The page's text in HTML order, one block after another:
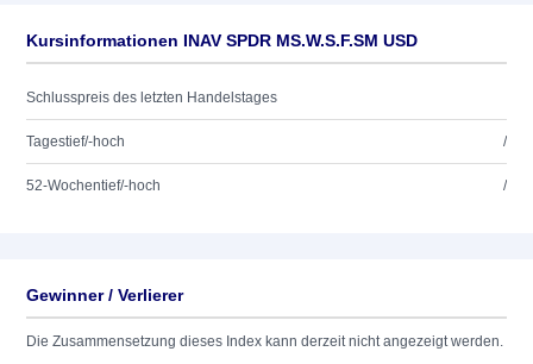
Kursinformationen INAV SPDR MS.W.S.F.SM USD
Schlusspreis des letzten Handelstages
Tagestief/-hoch /
52-Wochentief/-hoch /
Gewinner / Verlierer
Die Zusammensetzung dieses Index kann derzeit nicht angezeigt werden.